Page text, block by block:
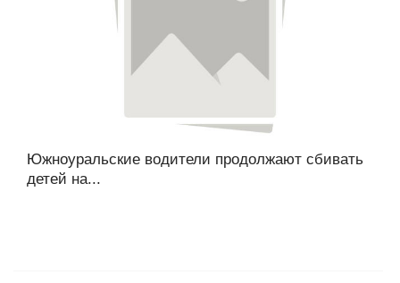
Южноуральские водители продолжают сбивать
детей на...